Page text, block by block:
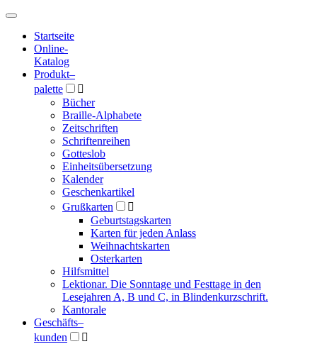
Hauptmenü
Hauptmenü
Startseite
Online-
Katalog
Produkt–
palette

Bücher
Braille-Alphabete
Zeitschriften
Schriftenreihen
Gotteslob
Einheitsübersetzung
Kalender
Geschenkartikel
Grußkarten

Geburtstagskarten
Karten für jeden Anlass
Weihnachtskarten
Osterkarten
Hilfsmittel
Lektionar. Die Sonntage und Festtage in den
Lesejahren A, B und C, in Blindenkurzschrift.
Kantorale
Geschäfts­–
kunden
